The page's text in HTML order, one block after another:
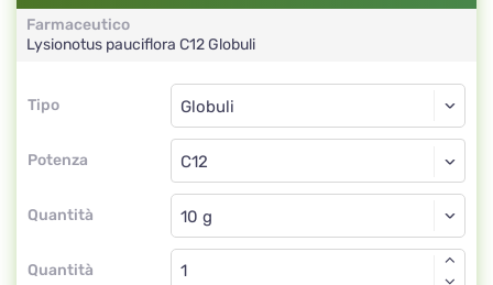
Farmaceutico
Lysionotus pauciflora C12Globuli
Tipo
Tipo
Potenza
Globuli
C12
Quantità
Globuli
Quantità